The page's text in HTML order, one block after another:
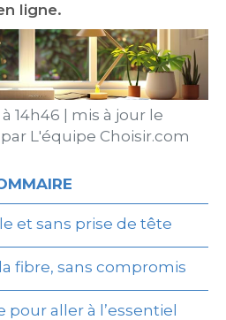
ligne.
14h46
mis à jour le
par L'équipe Choisir.com
et sans prise de tête
fibre, sans compromis
pour aller à l’essentiel